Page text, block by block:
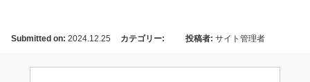
Submitted on: 2024.12.25 カテゴリー: 投稿者: サイト管理者